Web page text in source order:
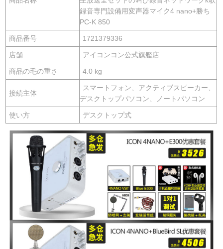
録音専門設備用変声器マイク4 nano+勝ち
PC-K 850
商品番号 1721379336
店舗 アイコンコン公式旗艦店
商品の毛の重さ 4.0 kg
接続主体
スマートフォン、アクティブスピーカー、
デスクトップパソコン、ノートパソコン
使い方 デスクトップ式